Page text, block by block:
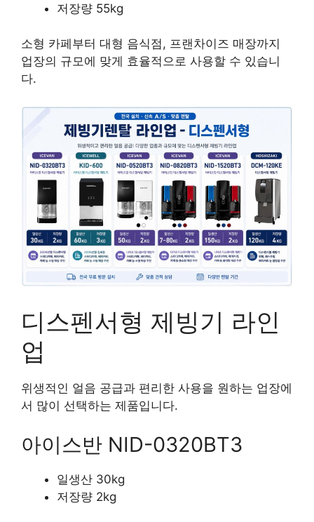
저장량 55kg
소형 카페부터 대형 음식점, 프랜차이즈 매장까지
업장의 규모에 맞게 효율적으로 사용할 수 있습니
다.
디스펜서형 제빙기 라인
업
위생적인 얼음 공급과 편리한 사용을 원하는 업장에
서 많이 선택하는 제품입니다.
아이스반 NID-0320BT3
일생산 30kg
저장량 2kg